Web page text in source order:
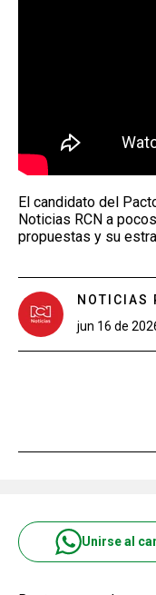
El candidato del
Noticias RCN a
propuestas y su
NOTICIAS
jun 16 de
Unirse al